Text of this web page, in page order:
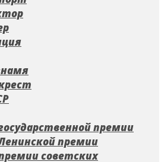
премии
премии
советских